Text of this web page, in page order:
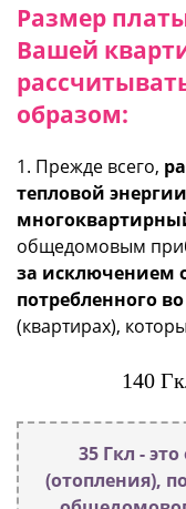
Размер
Вашей
образом:
1. Прежде всего,
тепловой
общедомовым
за исключением
потребленного
(квартирах),
140
35 Гкл -
(отопления),